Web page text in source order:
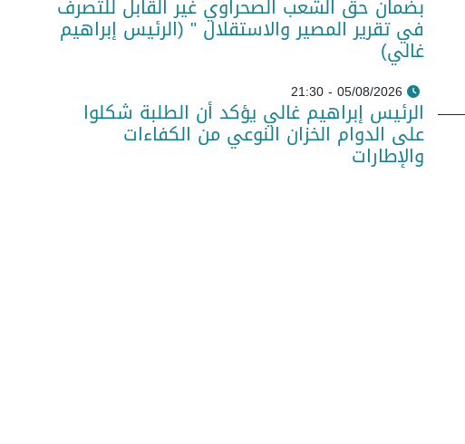
بضمان حق الشعب الصحراوي غير القابل للتصرف
في تقرير المصير والاستقلال " (الرئيس إبراهيم
غالي)
05/08/2026 - 21:30
الرئيس إبراهيم غالي يؤكد أن الطلبة شكلوا
على الدوام الخزان النوعي من الكفاءات
والإطارات